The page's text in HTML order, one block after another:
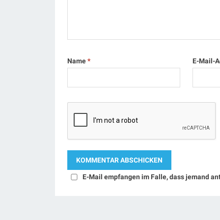
Name* E-Mail-
E-Mail empfangen im Falle, dass jemand